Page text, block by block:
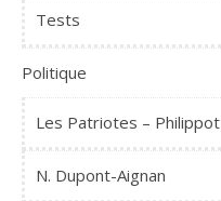
Tests
Politique
Les Patriotes – Philippot
N. Dupont-Aignan